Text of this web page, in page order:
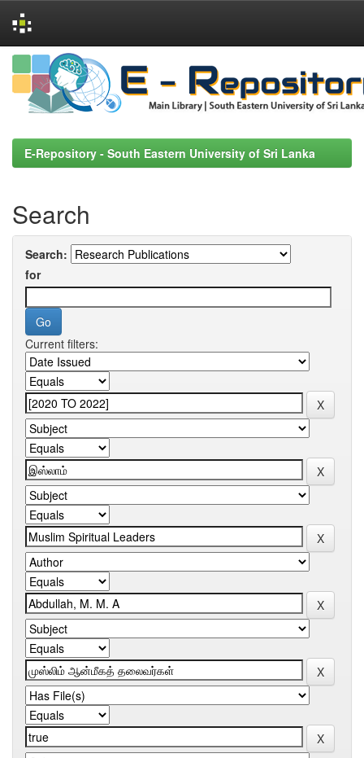
Skip
navigation
E-Repository - South Eastern University of Sri Lanka
Search
Search:
for
Current filters: